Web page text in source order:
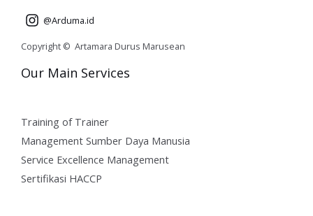
@Arduma.id
Copyright © Artamara Durus Marusean
Our Main Services
Training of Trainer
Management Sumber Daya Manusia
Service Excellence Management
Sertifikasi HACCP